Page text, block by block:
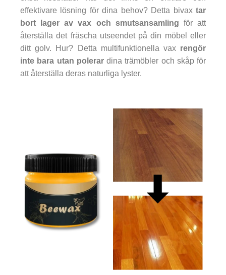
effektivare lösning för dina behov? Detta bivax tar
bort lager av vax och smutsansamling för att
återställa det fräscha utseendet på din möbel eller
ditt golv. Hur? Detta multifunktionella vax rengör
inte bara utan polerardina trämöbler och skåp för
att återställa deras naturliga lyster.